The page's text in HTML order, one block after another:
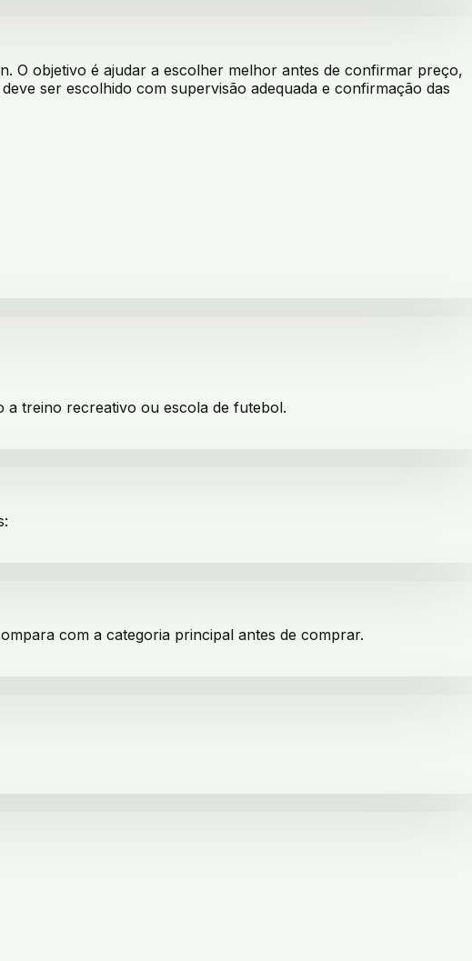
O objetivo é ajudar a escolher melhor antes de confirmar preço,
ser escolhido com supervisão adequada e confirmação das
a treino recreativo ou escola de futebol.
com a categoria principal antes de comprar.